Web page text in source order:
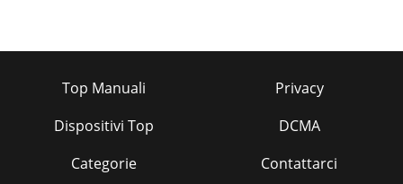
Top Manuali
Dispositivi Top
Categorie
Privacy
DCMA
Contattarci